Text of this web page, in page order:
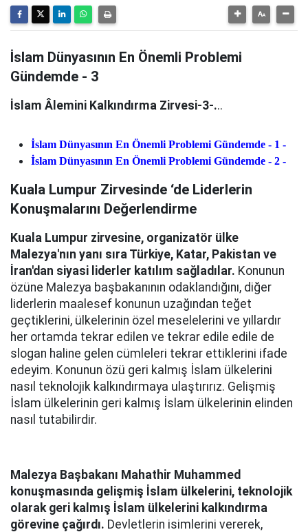
İslam Dünyasının En Önemli Problemi
Gündemde - 3
İslam Âlemini Kalkındırma Zirvesi-3-...
İslam Dünyasının En Önemli Problemi Gündemde - 1 -
İslam Dünyasının En Önemli Problemi Gündemde - 2 -
Kuala Lumpur Zirvesinde ‘de Liderlerin
Konuşmalarını Değerlendirme
Kuala Lumpur zirvesine, organizatör ülke
Malezya'nın yanı sıra Türkiye, Katar, Pakistan ve
İran'dan siyasi liderler katılım sağladılar. Konunun
özüne Malezya başbakanının odaklandığını, diğer
liderlerin maalesef konunun uzağından teğet
geçtiklerini, ülkelerinin özel meselelerini ve yıllardır
her ortamda tekrar edilen ve tekrar edile edile de
slogan haline gelen cümleleri tekrar ettiklerini ifade
edeyim. Konunun özü geri kalmış İslam ülkelerini
nasıl teknolojik kalkındırmaya ulaştırırız. Gelişmiş
İslam ülkelerinin geri kalmış İslam ülkelerinin elinden
nasıl tutabilirdir.
Malezya Başbakanı Mahathir Muhammed
konuşmasında gelişmiş İslam ülkelerini, teknolojik
olarak geri kalmış İslam ülkelerini kalkındırma
görevine çağırdı. Devletlerin isimlerini vererek,